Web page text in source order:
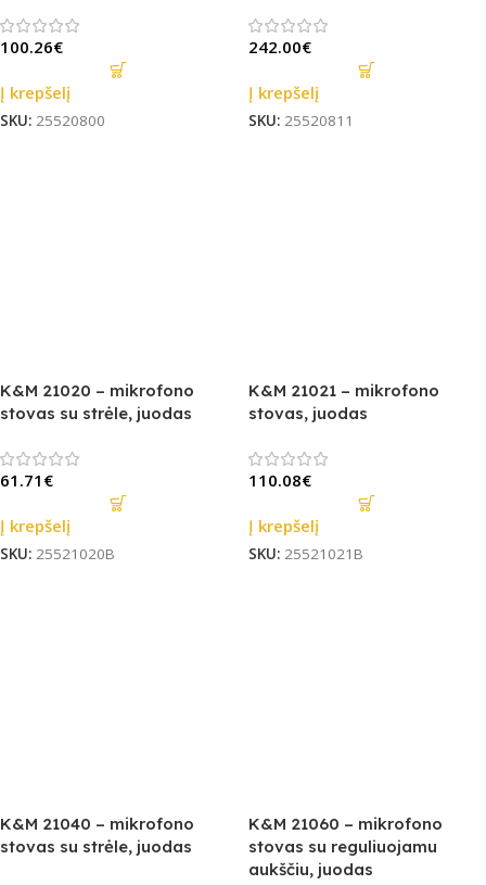
100.26€
Į krepšelį
SKU: 25520800
242.00€
Į krepšelį
SKU: 25520811
K&M 21020 – mikrofono
stovas su strėle, juodas
61.71 €
Į krepšelį
SKU: 25521020B
K&M 21021 – mikrofono
stovas, juodas
110.08€
Į krepšelį
SKU: 25521021B
K&M 21040 – mikrofono
stovas su strėle, juodas
K&M 21060 – mikrofono
stovas su reguliuojamu
aukščiu, juodas